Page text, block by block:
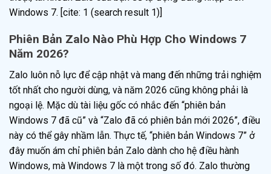
Windows 7. [cite: 1 (search result 1)]
Phiên Bản Zalo Nào Phù Hợp Cho Windows 7
Năm 2026?
Zalo luôn nỗ lực để cập nhật và mang đến những trải nghiệm
tốt nhất cho người dùng, và năm 2026 cũng không phải là
ngoại lệ. Mặc dù tài liệu gốc có nhắc đến “phiên bản
Windows 7 đã cũ” và “Zalo đã có phiên bản mới 2026”, điều
này có thể gây nhầm lẫn. Thực tế, “phiên bản Windows 7” ở
đây muốn ám chỉ phiên bản Zalo dành cho hệ điều hành
Windows, mà Windows 7 là một trong số đó. Zalo thường